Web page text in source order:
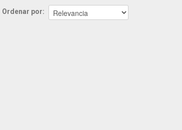
Ordenar por